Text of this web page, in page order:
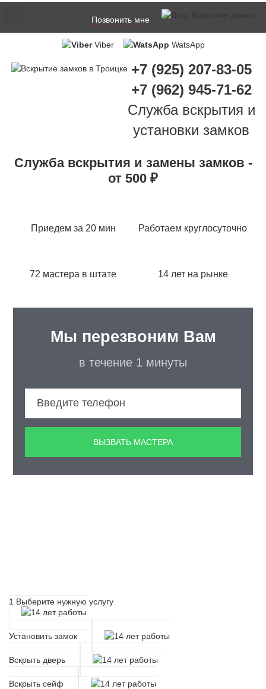
Позвонить мне
Viber WatsApp
+7 (925) 207-83-05
+7 (962) 945-71-62
Служба вскрытия и
установки замков
Служба вскрытия и замены замков -
от 500 ₽
Приедем за 20 мин Работаем круглосуточно
72 мастера в штате 14 лет на рынке
Мы перезвоним Вам
в течение 1 минуты
1 Выберите нужную услугу
Установить замок
Вскрыть дверь
Вскрыть сейф